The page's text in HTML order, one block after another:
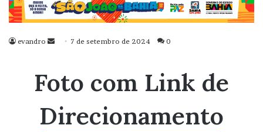
evandro
Mande
mail
7 de setembro de 2024 0
Foto com Link de
Direcionamento